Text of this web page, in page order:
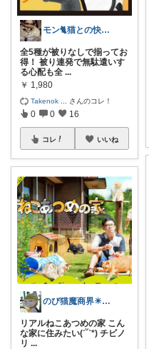
モン🐈猫との快適な暮らし
全5種が被りなしで揃ってお
得！ 被り連発で無駄遣いす
る心配も全 ...
￥ 1,980
Takenok さんのコレ！
0 0 16
コレ いいね
のび猫魔商界☀夏本番🎐
リアルねこあつめの家 こん
な家に住みたい(ˊ˘ˋ*) チビノ
リ ...